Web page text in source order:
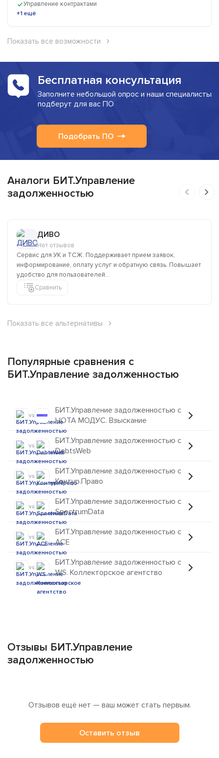
Управление контрактами
+1 ещё
Показать все возможности
Бесплатная консультация
Заполните небольшой опрос и наши специалисты
подберут для вас ПО
Подобрать ПО
Аналоги БИТ.Управление
задолженностью
ДИВО
Нет отзывов
Сервис для УК и ТСЖ. Поддерживает прием заявок,
информирование, оплату услуг и обратную связь. Повышает
удобство для пользователей...
Сравнить
Показать все альтернативы
Популярные сравнения с
БИТ.Управление задолженностью
vs
БИТ.Управление задолженностью с
НОТА МОДУС. Взыскание
vs
БИТ.Управление задолженностью с
DebtsWeb
vs
БИТ.Управление задолженностью с
Контур.Право
vs
БИТ.Управление задолженностью с
SpectrumData
vs
БИТ.Управление задолженностью с
ACE
vs
БИТ.Управление задолженностью с
WS. Коллекторское агентство
Отзывы БИТ.Управление
задолженностью
Отзывов ещё нет — ваш может стать первым.
Оставить отзыв